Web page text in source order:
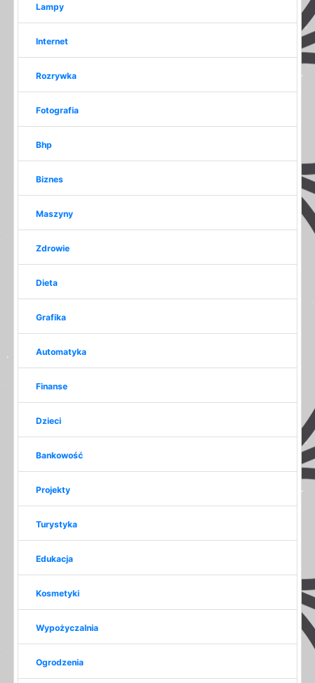
Lampy
Internet
Rozrywka
Fotografia
Bhp
Biznes
Maszyny
Zdrowie
Dieta
Grafika
Automatyka
Finanse
Dzieci
Bankowość
Projekty
Turystyka
Edukacja
Kosmetyki
Wypożyczalnia
Ogrodzenia